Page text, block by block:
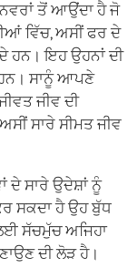
ਤੋਂ ਆਉਂਦਾ ਹੈ ਜੋ
ਵਿੱਚ, ਅਸੀਂ ਫਰ ਦੇ
ਹਨ। ਇਹ ਉਹਨਾਂ ਦੀ
ਸਾਨੂੰ ਆਪਣੇ
ਜੀਵ ਦੀ
ਸਾਰੇ ਸੀਮਤ ਜੀਵ
ਦੇ ਸਾਰੇ ਉਦੇਸ਼ਾਂ ਨੂੰ
ਸਕਦਾ ਹੈ ਉਹ ਬੁੱਧ
ਸੱਚਮੁੱਚ ਅਜਿਹਾ
ਦੀ ਲੋੜ ਹੈ।